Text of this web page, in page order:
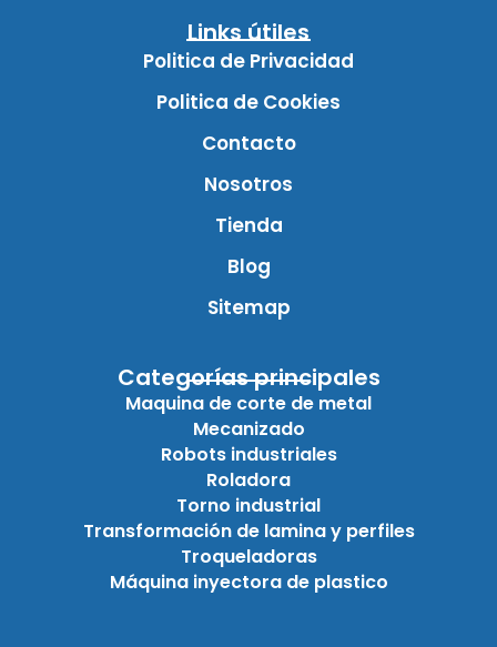
Links útiles
Politica de Privacidad
Politica de Cookies
Contacto
Nosotros
Tienda
Blog
Sitemap
Categorías principales
Maquina de corte de metal
Mecanizado
Robots industriales
Roladora
Torno industrial
Transformación de lamina y perfiles
Troqueladoras
Máquina inyectora de plastico